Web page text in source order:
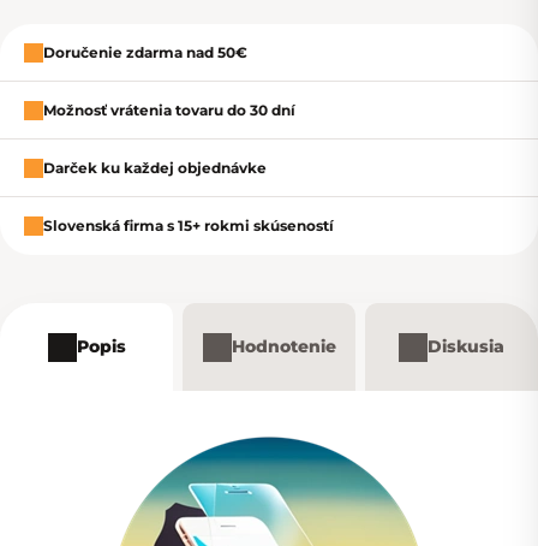
Doručenie zdarma nad 50€
Možnosť vrátenia tovaru do 30 dní
Darček ku každej objednávke
Slovenská firma s 15+ rokmi skúseností
Popis Hodnotenie Diskusia